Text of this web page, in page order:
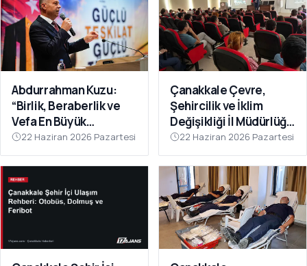
Abdurrahman Kuzu:
“Birlik, Beraberlik ve
Vefa En Büyük
Gücümüzdür
22 Haziran 2026 Pazartesi
Çanakkale Çevre,
Şehircilik ve İklim
Değişikliği İl Müdürlüğü
Personeline Eğitim
Verildi
22 Haziran 2026 Pazartesi